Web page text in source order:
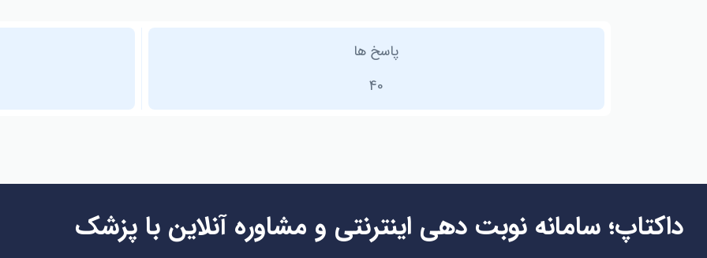
پاسخ ها
40
داکتاپ؛ سامانه نوبت دهی اینترنتی و مشاوره آنلاین با پزشک